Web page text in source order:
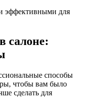
эффективными для
салоне:
способы
чтобы вам было
сделать для